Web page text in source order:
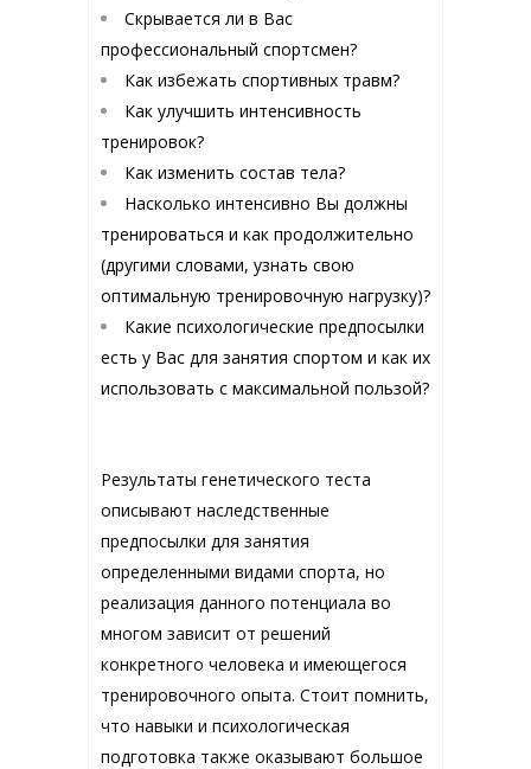
Скрывается ли в Вас
профессиональный спортсмен?
Как избежать спортивных травм?
Как улучшить интенсивность
тренировок?
Как изменить состав тела?
Насколько интенсивно Вы должны
тренироваться и как продолжительно
(другими словами, узнать свою
оптимальную тренировочную нагрузку)?
Какие психологические предпосылки
есть у Вас для занятия спортом и как их
использовать с максимальной пользой?
Результаты генетического теста
описывают наследственные
предпосылки для занятия
определенными видами спорта, но
реализация данного потенциала во
многом зависит от решений
конкретного человека и имеющегося
тренировочного опыта. Стоит помнить,
что навыки и психологическая
подготовка также оказывают большое